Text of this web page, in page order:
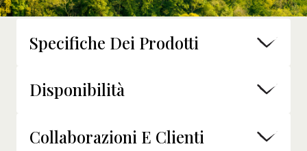
(stile Ramen)
Soba
Ramen
Specifiche Dei Prodotti
Disponibilità
Collaborazioni E Clienti